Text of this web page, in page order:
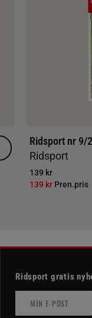
Ridsport nr 9/
Ridsport
139 kr
139 kr Pren.pris
Ridsport gratis